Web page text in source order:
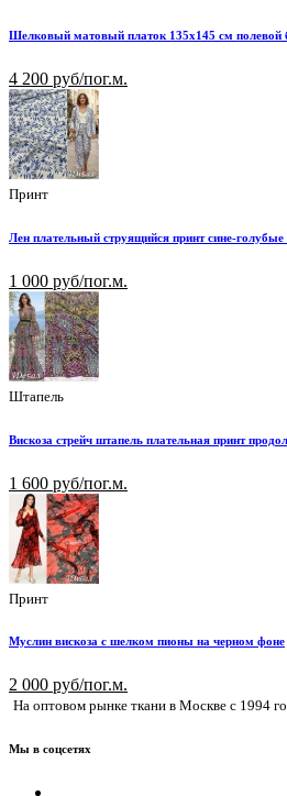
Шелковый матовый платок 135х145 см полевой
4 200 руб/пог.м.
Принт
Лен плательный струящийся принт сине-
1 000 руб/пог.м.
Штапель
Вискоза стрейч штапель плательная принт
1 600 руб/пог.м.
Принт
Муслин вискоза с шелком пионы на черном фоне
2 000 руб/пог.м.
На оптовом рынке ткани в Москве с 1994
Мы в соцсетях